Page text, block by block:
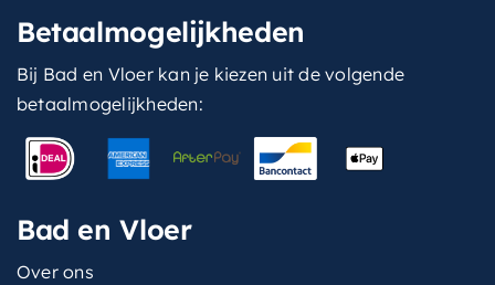
Betaalmogelijkheden
Bij Bad en Vloer kan je kiezen uit de volgende
betaalmogelijkheden:
Bad en Vloer
Over ons